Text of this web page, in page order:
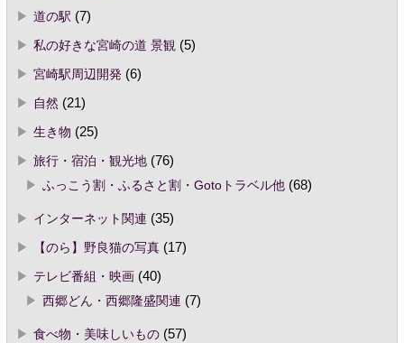
道の駅 (7)
私の好きな宮崎の道 景観 (5)
宮崎駅周辺開発(6)
自然 (21)
生き物 (25)
旅行・宿泊・観光地(76)
ふっこう割・ふるさと割・Gotoトラベル他(68)
インターネット関連 (35)
【のら】野良猫の写真(17)
テレビ番組・映画(40)
西郷どん・西郷隆盛関連 (7)
食べ物・美味しいもの(57)